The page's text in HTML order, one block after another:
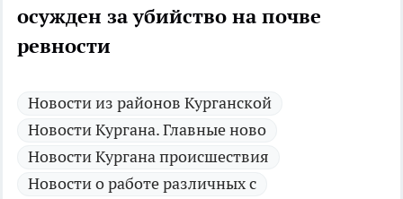
осужден за убийство на почве
ревности
Новости из районов Курганской
Новости Кургана. Главные ново
Новости Кургана происшествия
Новости о работе различных с